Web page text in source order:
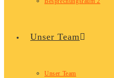
Unser Team
Unser Team